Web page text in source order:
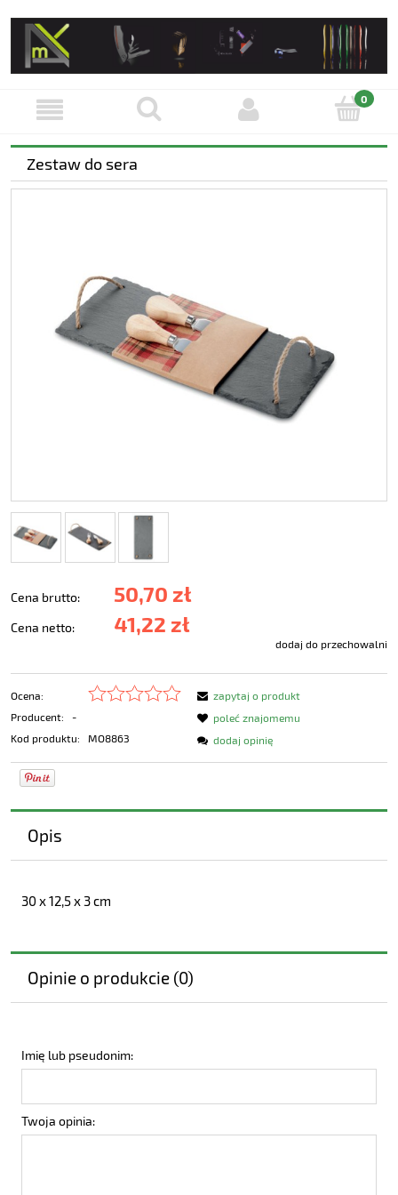
Zestaw do sera
Cena brutto: 50,70 zł
Cena netto: 41,22 zł
dodaj do przechowalni
Ocena:
Producent:
-
Kod produktu:
MO8863
zapytaj o produkt
poleć znajomemu
dodaj opinię
Opis
30 x 12,5 x 3 cm
Opinie o produkcie (0)
Imię lub pseudonim:
Twoja opinia: